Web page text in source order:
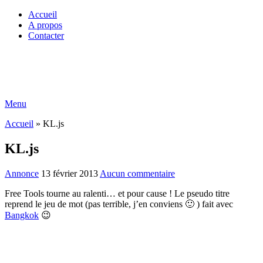
Accueil
A propos
Contacter
Menu
Accueil » KL.js
KL.js
Annonce 13 février 2013 Aucun commentaire
Free Tools tourne au ralenti… et pour cause ! Le pseudo titre
reprend le jeu de mot (pas terrible, j’en conviens 🙂 ) fait avec
Bangkok 😉